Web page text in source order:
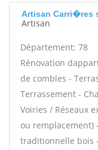
Artisan Carri�res
Artisan
Département: 78
Rénovation
de combles -
Terrassement -
Voiries / Réseaux
ou remplacement)
traditionnelle bois